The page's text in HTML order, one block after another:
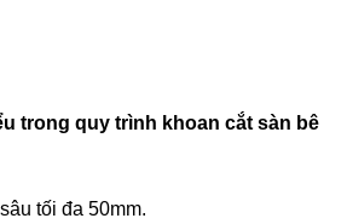
trong quy trình khoan cắt sàn bê
tối đa 50mm.